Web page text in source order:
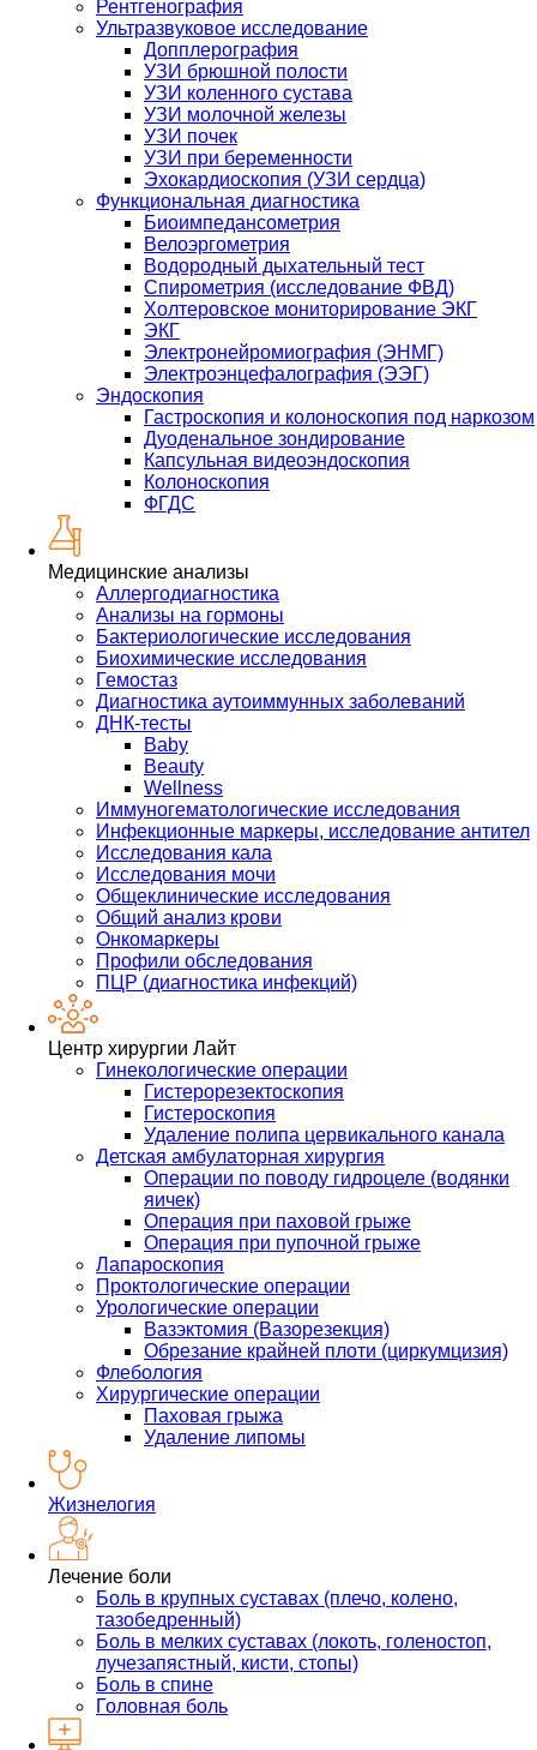
Рентгенография
Ультразвуковое исследование
Допплерография
УЗИ брюшной полости
УЗИ коленного сустава
УЗИ молочной железы
УЗИ почек
УЗИ при беременности
Эхокардиоскопия (УЗИ сердца)
Функциональная диагностика
Биоимпедансометрия
Велоэргометрия
Водородный дыхательный тест
Спирометрия (исследование ФВД)
Холтеровское мониторирование ЭКГ
ЭКГ
Электронейромиография (ЭНМГ)
Электроэнцефалография (ЭЭГ)
Эндоскопия
Гастроскопия и колоноскопия под наркозом
Дуоденальное зондирование
Капсульная видеоэндоскопия
Колоноскопия
ФГДС
Медицинские анализы
Аллергодиагностика
Анализы на гормоны
Бактериологические исследования
Биохимические исследования
Гемостаз
Диагностика аутоиммунных заболеваний
ДНК-тесты
Baby
Beauty
Wellness
Иммуногематологические исследования
Инфекционные маркеры, исследование антител
Исследования кала
Исследования мочи
Общеклинические исследования
Общий анализ крови
Онкомаркеры
Профили обследования
ПЦР (диагностика инфекций)
Центр хирургии Лайт
Гинекологические операции
Гистерорезектоскопия
Гистероскопия
Удаление полипа цервикального канала
Детская амбулаторная хирургия
Операции по поводу гидроцеле (водянки
яичек)
Операция при паховой грыже
Операция при пупочной грыже
Лапароскопия
Проктологические операции
Урологические операции
Вазэктомия (Вазорезекция)
Обрезание крайней плоти (циркумцизия)
Флебология
Хирургические операции
Паховая грыжа
Удаление липомы
Жизнелогия
Лечение боли
Боль в крупных суставах (плечо, колено,
тазобедренный)
Боль в мелких суставах (локоть, голеностоп,
лучезапястный, кисти, стопы)
Боль в спине
Головная боль